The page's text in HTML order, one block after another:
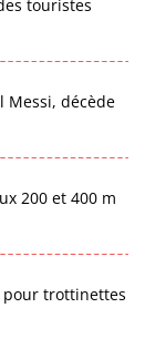
touristes
Messi, décède
200 et 400 m
pour trottinettes